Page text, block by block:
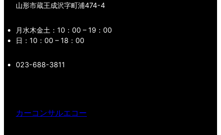
山形市蔵王成沢字町浦474-4
月水木金土：10：00 – 19：00
日：10：00 – 18：00
023-688-3811
カーコンサルエコー